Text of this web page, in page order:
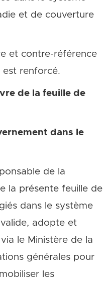
et de couverture
et contre-référence
est renforcé.
de la feuille de
dans le
de la
la présente feuille de
dans le système
adopte et
le Ministère de la
générales pour
les